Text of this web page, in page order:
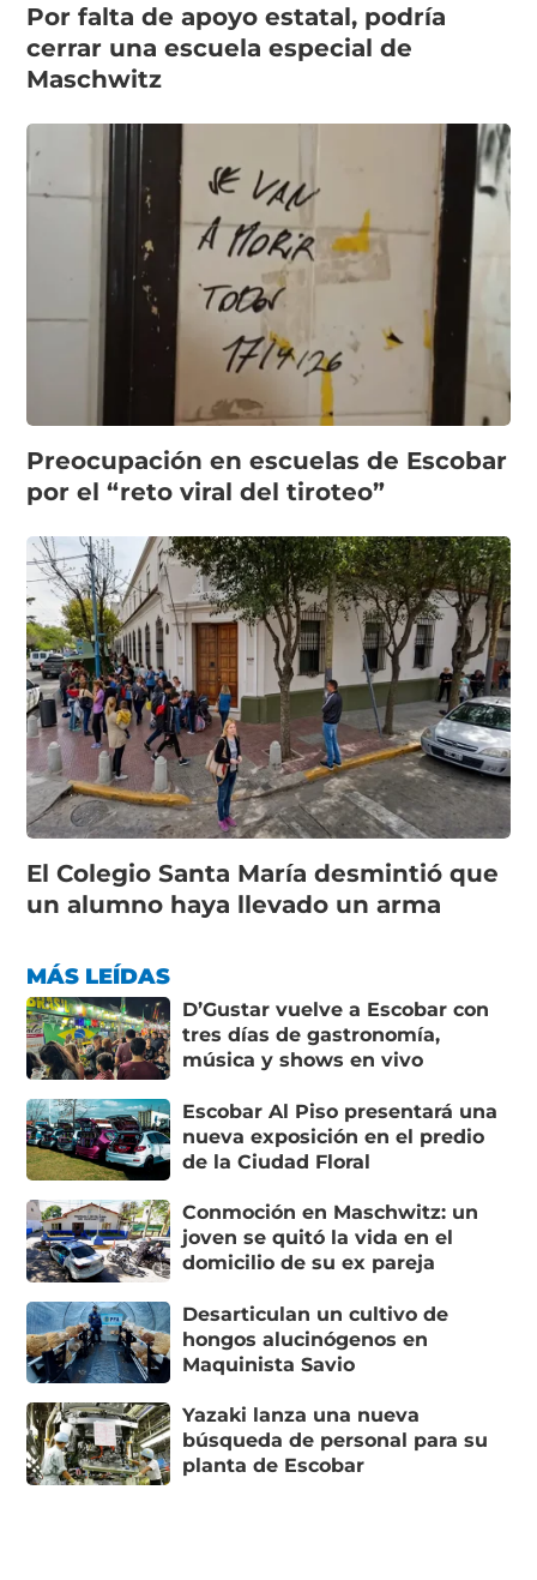
Por falta de apoyo estatal, podría
cerrar una escuela especial de
Maschwitz
Preocupación en escuelas de Escobar
por el “reto viral del tiroteo”
El Colegio Santa María desmintió que
un alumno haya llevado un arma
MÁS LEÍDAS
D’Gustar vuelve a Escobar con
tres días de gastronomía,
música y shows en vivo
Escobar Al Piso presentará una
nueva exposición en el predio
de la Ciudad Floral
Conmoción en Maschwitz: un
joven se quitó la vida en el
domicilio de su ex pareja
Desarticulan un cultivo de
hongos alucinógenos en
Maquinista Savio
Yazaki lanza una nueva
búsqueda de personal para su
planta de Escobar